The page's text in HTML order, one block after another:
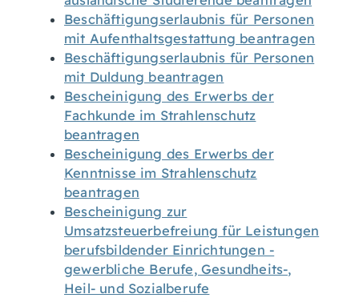
Beschäftigungserlaubnis für Personen
mit Aufenthaltsgestattung beantragen
Beschäftigungserlaubnis für Personen
mit Duldung beantragen
Bescheinigung des Erwerbs der
Fachkunde im Strahlenschutz
beantragen
Bescheinigung des Erwerbs der
Kenntnisse im Strahlenschutz
beantragen
Bescheinigung zur
Umsatzsteuerbefreiung für Leistungen
berufsbildender Einrichtungen -
gewerbliche Berufe, Gesundheits-,
Heil- und Sozialberufe